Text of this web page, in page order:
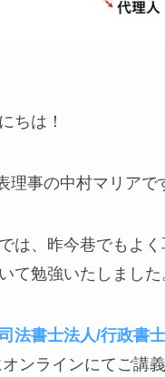
ちは！
理事の中村マリアで
は、昨今巷でもよ
て勉強いたしました
法書士法人/行政書
ンラインにてご講